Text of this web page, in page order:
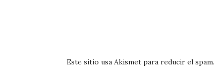
Este sitio usa Akismet para reducir el spam.